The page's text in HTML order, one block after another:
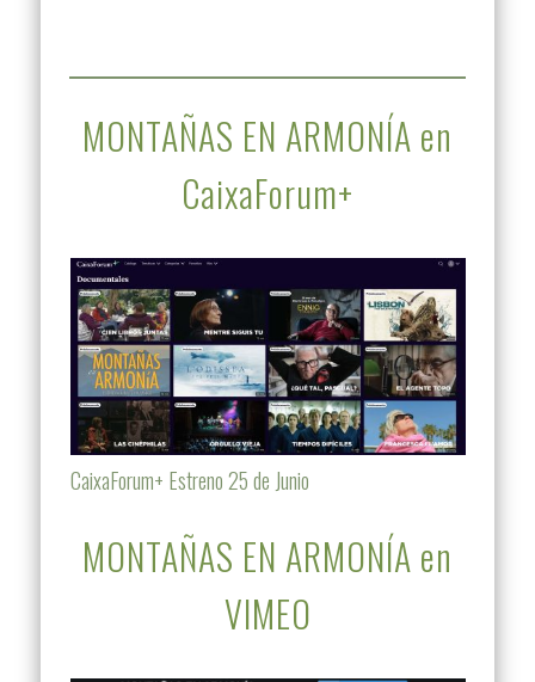
MONTAÑAS EN ARMONÍA en
CaixaForum+
CaixaForum+ Estreno 25 de Junio
MONTAÑAS EN ARMONÍA en
VIMEO